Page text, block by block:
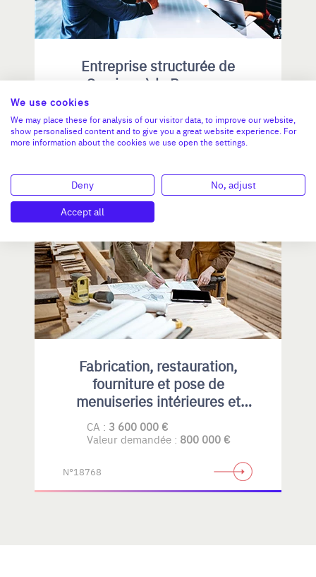
Entreprise structurée de
Services à la Personne
CA :1 453 000 €
Valeur demandée :810 000 €
Fabrication, restauration,
fourniture et pose de
menuiseries intérieures et
extérieures , principalement en
bois
CA : 3 600 000 €
Valeur demandée : 800 000 €
N°18768
We use cookies
We may place these for analysis of our visitor data, to improve our website,
show personalised content and to give you a great website experience. For
more information about the cookies we use open the settings.
Deny
No, adjust
Accept all